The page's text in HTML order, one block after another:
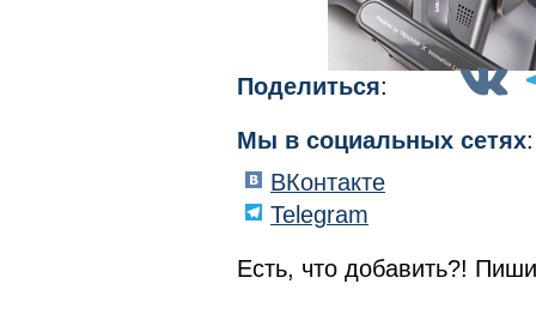
Поделиться:
Мы в социальных сетях:
ВКонтакте
Telegram
Есть, что добавить?!